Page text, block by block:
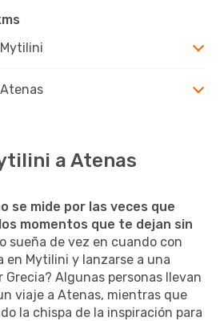
a Atenas
se mide por las veces que
momentos que te dejan sin
sueña de vez en cuando con
en Mytilini y lanzarse a una
Algunas personas llevan
viaje a Atenas, mientras que
la chispa de la inspiración para